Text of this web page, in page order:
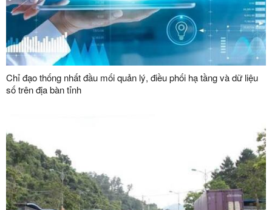
Chỉ đạo thống nhất đầu mối quản lý, điều phối hạ tầng và dữ liệu
số trên địa bàn tỉnh